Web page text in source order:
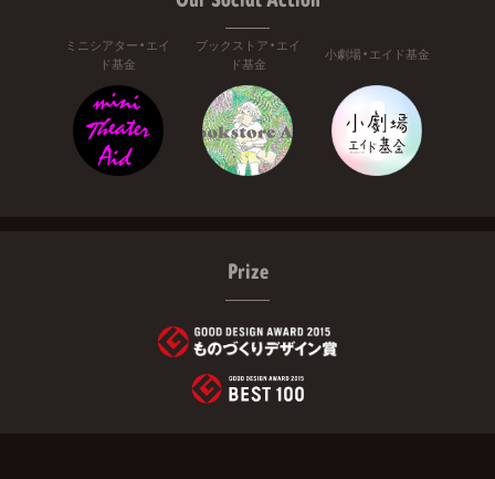
ミニシアター・エイ
ド基金
ブックストア・エイ
ド基金
小劇場・エイド基金
Prize